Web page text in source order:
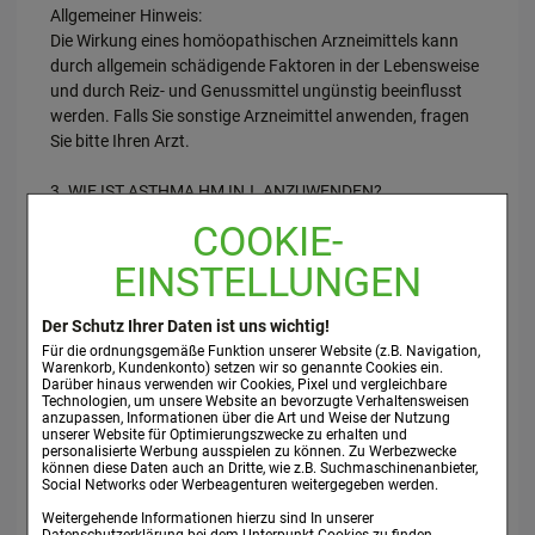
COOKIE-
EINSTELLUNGEN
Der Schutz Ihrer Daten ist uns wichtig!
Für die ordnungsgemäße Funktion unserer Website (z.B. Navigation,
Warenkorb, Kundenkonto) setzen wir so genannte Cookies ein.
Darüber hinaus verwenden wir Cookies, Pixel und vergleichbare
Technologien, um unsere Website an bevorzugte Verhaltensweisen
anzupassen, Informationen über die Art und Weise der Nutzung
unserer Website für Optimierungszwecke zu erhalten und
personalisierte Werbung ausspielen zu können. Zu Werbezwecke
können diese Daten auch an Dritte, wie z.B. Suchmaschinenanbieter,
Social Networks oder Werbeagenturen weitergegeben werden.
Weitergehende Informationen hierzu sind In unserer
Allgemeiner Hinweis:
Die Wirkung eines homöopathischen Arzneimittels kann
durch allgemein schädigende Faktoren in der Lebensweise
und durch Reiz- und Genussmittel ungünstig beeinflusst
werden. Falls Sie sonstige Arzneimittel anwenden, fragen
Sie bitte Ihren Arzt.
3. WIE IST ASTHMA HM INJ. ANZUWENDEN?
Die folgenden Angaben gelten für Erwachsene und
Jugendliche ab 12 Jahren, soweit das Arzneimittel nicht
anders verordnet wurde:
Bei akuten Zuständen bis zu 3 x täglich 1 Ampulle bzw. bei
chronischen Verlaufsformen 1 x täglich 1 Ampulle
intravenös oder intramuskulär injizieren.
Auch homöopathische Arzneimittel sollten ohne ärztlichen
Rat nicht über längere Zeit angewendet werden.
4. WELCHE NEBENWIRKUNGEN SIND MÖGLICH?